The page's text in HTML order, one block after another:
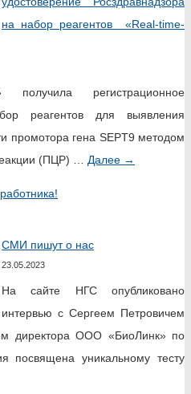
на набор реагентов «Real-time-
получила регистрационное
реагентов для выявления
промотора гена SEPT9 методом
(ПЦР) … Далее →
СМИ пишут о нас
23.05.2023
На сайте НГС опубликовано
интервью с Сергеем Петровичем
директора ООО «БиоЛинк» по
посвящена уникальному тесту